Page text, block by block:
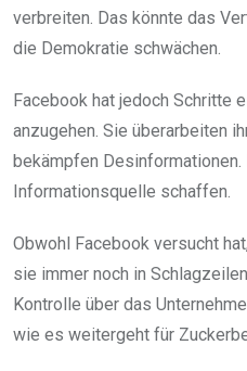
verbreiten. Das könnte das
die Demokratie schwächen.
Facebook hat jedoch Schritte
anzugehen. Sie überarbeiten
bekämpfen
Informationsquelle schaffen.
Obwohl Facebook versucht
sie immer noch in
Kontrolle über das
wie es weitergeht für